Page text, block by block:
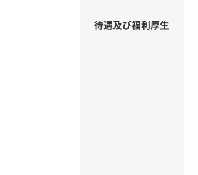
待遇及び福利厚生